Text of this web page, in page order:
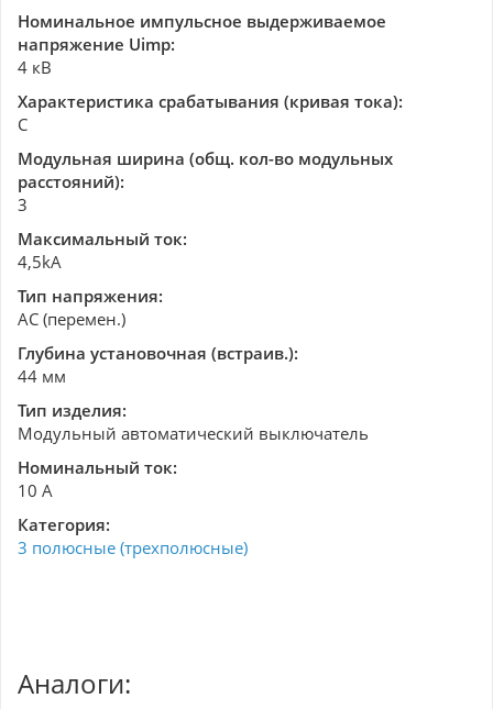
Номинальное импульсное выдерживаемое
напряжение Uimp:
4 кВ
Характеристика срабатывания (кривая тока):
C
Модульная ширина (общ. кол-во модульных
расстояний):
3
Максимальный ток:
4,5kA
Тип напряжения:
AC (перемен.)
Глубина установочная (встраив.):
44 мм
Тип изделия:
Модульный автоматический выключатель
Номинальный ток:
10 А
Категория:
3 полюсные (трехполюсные)
Аналоги: